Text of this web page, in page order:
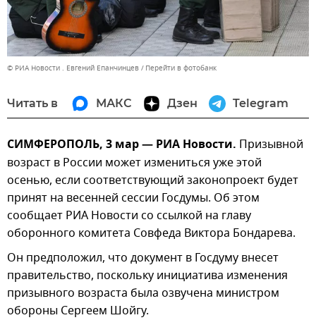
© РИА Новости . Евгений Епанчинцев Перейти в фотобанк
Читать в МАКС Дзен Telegram
СИМФЕРОПОЛЬ, 3 мар — РИА Новости. Призывной
возраст в России может измениться уже этой
осенью, если соответствующий законопроект будет
принят на весенней сессии Госдумы. Об этом
сообщает РИА Новости со ссылкой на главу
оборонного комитета Совфеда Виктора Бондарева.
Он предположил, что документ в Госдуму внесет
правительство, поскольку инициатива изменения
призывного возраста была озвучена министром
обороны Сергеем Шойгу.